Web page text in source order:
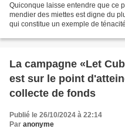
Quiconque laisse entendre que ce
mendier des miettes est digne du
qui constitue un exemple de
La campagne «Let
est sur le point
collecte de fonds
Publié le 26/10/2024 à 22:14
Par anonyme